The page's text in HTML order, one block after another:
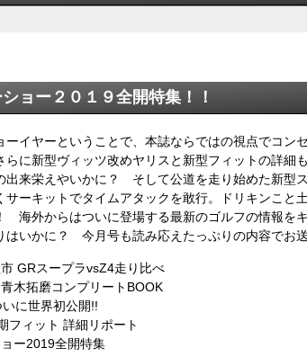
ョー２０１９全開特集！！
ーイヤーということで、本誌ならではの視点でコン
に新型ヴィッツ改めヤリスと新型フィットの詳細
出来栄えやいかに？ そして公道を走り始めた新型
サーキットでタイムアタックを敢行。ドリキンこと
海外からはついに登場する最新のゴルフの情報を
はいかに？ 今月号も読み応えたっぷりの内容でお送
GRスープラvsZ4走り比べ
木拓磨コンプリートBOOK
に世界初公開!!
フィット 詳細リポート
ー2019全開特集